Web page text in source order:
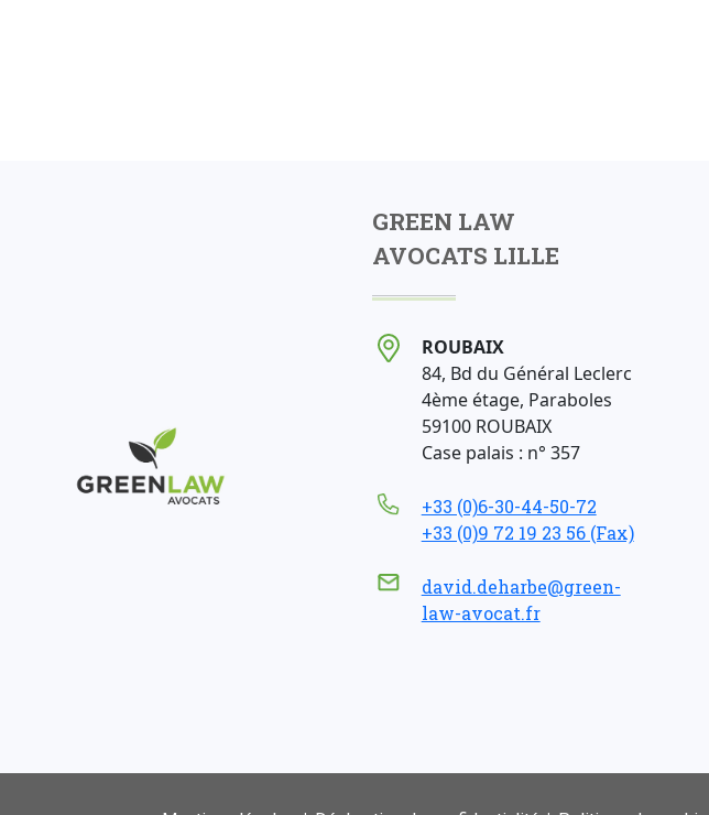
GREEN LAW
AVOCATS LILLE
ROUBAIX
84, Bd du Général Leclerc
4ème étage, Paraboles
59100 ROUBAIX
Case palais : n° 357
+33 (0)6-30-44-50-72
+33 (0)9 72 19 23 56 (Fax)
david.deharbe@green-
law-avocat.fr